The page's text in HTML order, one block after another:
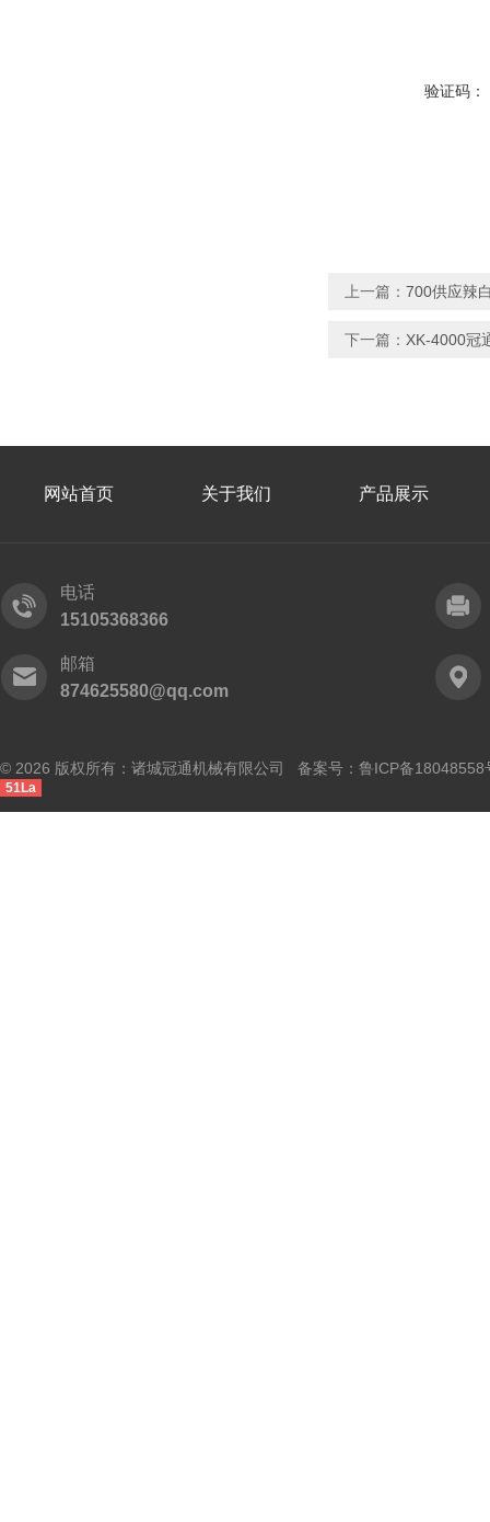
验证码：
上一篇： 700供应辣
下一篇： XK-4000冠
网站首页 关于我们 产品展示
电话
15105368366
邮箱
874625580@qq.com
© 2026 版权所有：诸城冠通机械有限公司 备案号： 鲁ICP备18048558
51La